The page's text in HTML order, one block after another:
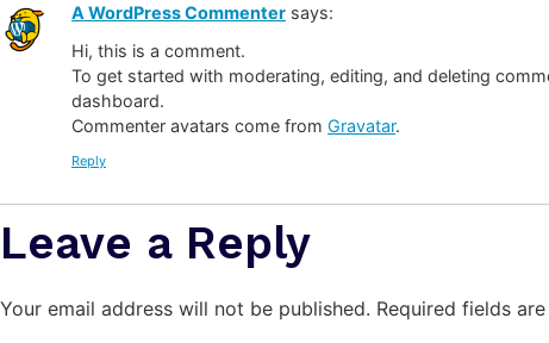
A WordPress Commenter says:
Hi, this is a comment.
To get started with moderating, editing, and deleting
dashboard.
Commenter avatars come from Gravatar.
Reply
Leave a Reply
Your email address will not be published. Required fields